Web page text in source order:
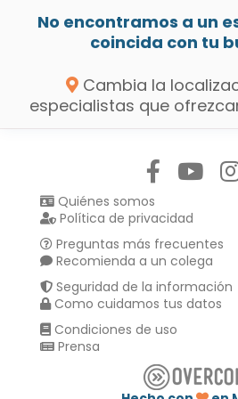
No encontramos a un
coincida con tu
Cambia la
especialistas que
Quiénes somos
Política de privacidad
Preguntas más frecuentes
Recomienda a un colega
Seguridad de la información
Como cuidamos tus datos
Condiciones de uso
Prensa